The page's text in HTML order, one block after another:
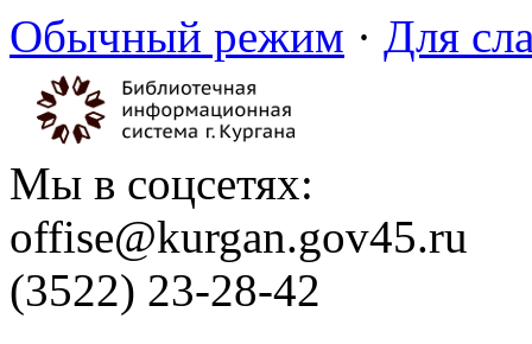
Обычный режим · Для
Мы в соцсетях:
offise@kurgan.gov45.ru
(3522) 23-28-42